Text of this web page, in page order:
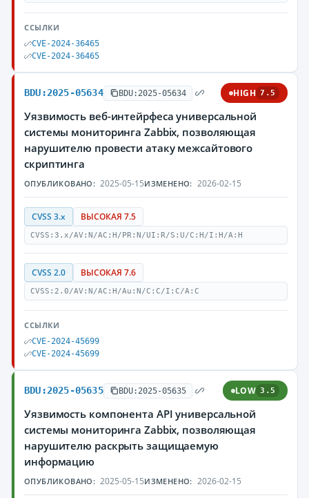
ССЫЛКИ
CVE-2024-36465
CVE-2024-36465
BDU:2025-05634 BDU:2025-05634 HIGH 7.5
Уязвимость веб-интейрфеса универсальной
системы мониторинга Zabbix, позволяющая
нарушителю провести атаку межсайтового
скриптинга
ОПУБЛИКОВАНО: 2025-05-15ИЗМЕНЕНО: 2026-02-15
CVSS 3.x ВЫСОКАЯ 7.5
CVSS:3.x/AV:N/AC:H/PR:N/UI:R/S:U/C:H/I:H/A:H
CVSS 2.0 ВЫСОКАЯ 7.6
CVSS:2.0/AV:N/AC:H/Au:N/C:C/I:C/A:C
ССЫЛКИ
CVE-2024-45699
CVE-2024-45699
BDU:2025-05635 BDU:2025-05635 LOW 3.5
Уязвимость компонента API универсальной
системы мониторинга Zabbix, позволяющая
нарушителю раскрыть защищаемую
информацию
ОПУБЛИКОВАНО: 2025-05-15ИЗМЕНЕНО: 2026-02-15